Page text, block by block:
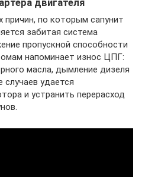
двигателя
причин, по которым сапунит
забитая система
пропускной способности
напоминает износ ЦПГ:
масла, дымление дизеля
удается
и устранить перерасход